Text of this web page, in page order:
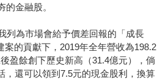
的金融股。
列為市場會給予價差回報的「成長
案的貢獻下，2019年全年營收為198.2
盈餘創下歷史新高（31.4億元），倘
，還可以領到7.5元的現金股利，換算